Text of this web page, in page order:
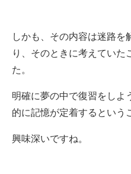
しかも、その内容は迷路を
り、そのときに考えていた
た。
明確に夢の中で復習をしよ
的に記憶が定着するという
興味深いですね。